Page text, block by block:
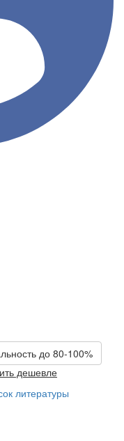
до 80-100%
дешевле
литературы